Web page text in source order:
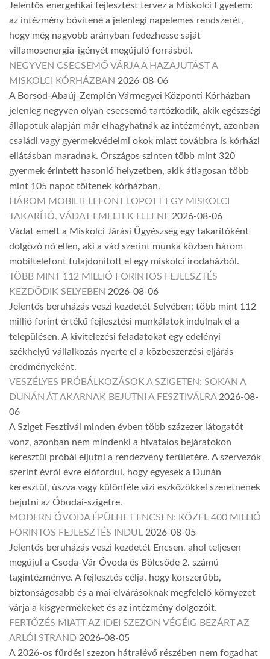
Jelentős energetikai fejlesztést tervez a Miskolci Egyetem:
az intézmény bővítené a jelenlegi napelemes rendszerét,
hogy még nagyobb arányban fedezhesse saját
villamosenergia-igényét megújuló forrásból.
NEGYVEN CSECSEMŐ VÁRJA A HAZAJUTÁST A
MISKOLCI KÓRHÁZBAN 2026-08-06
A Borsod-Abaúj-Zemplén Vármegyei Központi Kórházban
jelenleg negyven olyan csecsemő tartózkodik, akik egészségi
állapotuk alapján már elhagyhatnák az intézményt, azonban
családi vagy gyermekvédelmi okok miatt továbbra is kórházi
ellátásban maradnak. Országos szinten több mint 320
gyermek érintett hasonló helyzetben, akik átlagosan több
mint 105 napot töltenek kórházban.
HÁROM MOBILTELEFONT LOPOTT EGY MISKOLCI
TAKARÍTÓ, VÁDAT EMELTEK ELLENE 2026-08-06
Vádat emelt a Miskolci Járási Ügyészség egy takarítóként
dolgozó nő ellen, aki a vád szerint munka közben három
mobiltelefont tulajdonított el egy miskolci irodaházból.
TÖBB MINT 112 MILLIÓ FORINTOS FEJLESZTÉS
KEZDŐDIK SELYEBEN 2026-08-06
Jelentős beruházás veszi kezdetét Selyében: több mint 112
millió forint értékű fejlesztési munkálatok indulnak el a
településen. A kivitelezési feladatokat egy edelényi
székhelyű vállalkozás nyerte el a közbeszerzési eljárás
eredményeként.
VESZÉLYES PRÓBÁLKOZÁSOK A SZIGETEN: SOKAN A
DUNÁN ÁT AKARNAK BEJUTNI A FESZTIVÁLRA 2026-08-
06
A Sziget Fesztivál minden évben több százezer látogatót
vonz, azonban nem mindenki a hivatalos bejáratokon
keresztül próbál eljutni a rendezvény területére. A szervezők
szerint évről évre előfordul, hogy egyesek a Dunán
keresztül, úszva vagy különféle vízi eszközökkel szeretnének
bejutni az Óbudai-szigetre.
MODERN ÓVODA ÉPÜLHET ENCSEN: KÖZEL 400 MILLIÓ
FORINTOS FEJLESZTÉS INDUL 2026-08-05
Jelentős beruházás veszi kezdetét Encsen, ahol teljesen
megújul a Csoda-Vár Óvoda és Bölcsőde 2. számú
tagintézménye. A fejlesztés célja, hogy korszerűbb,
biztonságosabb és a mai elvárásoknak megfelelő környezet
várja a kisgyermekeket és az intézmény dolgozóit.
FERTŐZÉS MIATT AZ IDEI SZEZON VÉGÉIG BEZÁRT AZ
ARLÓI STRAND 2026-08-05
A 2026-os fürdési szezon hátralévő részében nem fogadhat